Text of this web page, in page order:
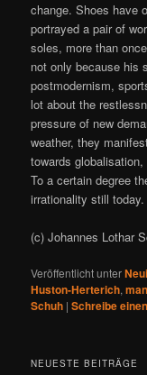
change. Shoes have
portrayed a pair of
soles, more than
not only because his
postmodernism,
lot about the
pressure of new
weather, they
towards
To a certain degree
irrationality still today.
(c) Johannes Lothar
Veröffentlicht unter
Huston-Herterich,
Schuh |Schreibe
NEUESTE BEITRÄGE